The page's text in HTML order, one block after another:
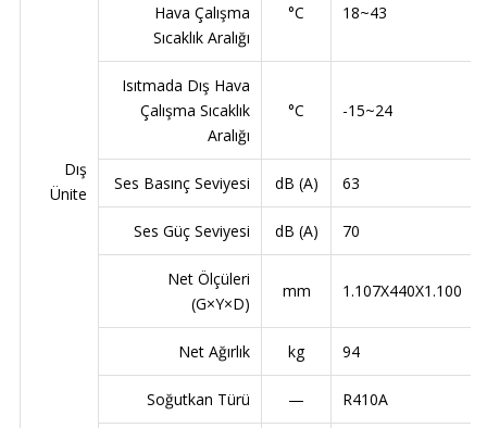
Dış
Ünite
Hava Çalışma
Sıcaklık Aralığı
°C 18~43
Isıtmada Dış Hava
Çalışma Sıcaklık
Aralığı
°C -15~24
Ses Basınç Seviyesi dB (A) 63
Ses Güç Seviyesi dB (A) 70
Net Ölçüleri
(G×Y×D)
mm 1.107X440X1.100
Net Ağırlık kg 94
Soğutkan Türü — R410A